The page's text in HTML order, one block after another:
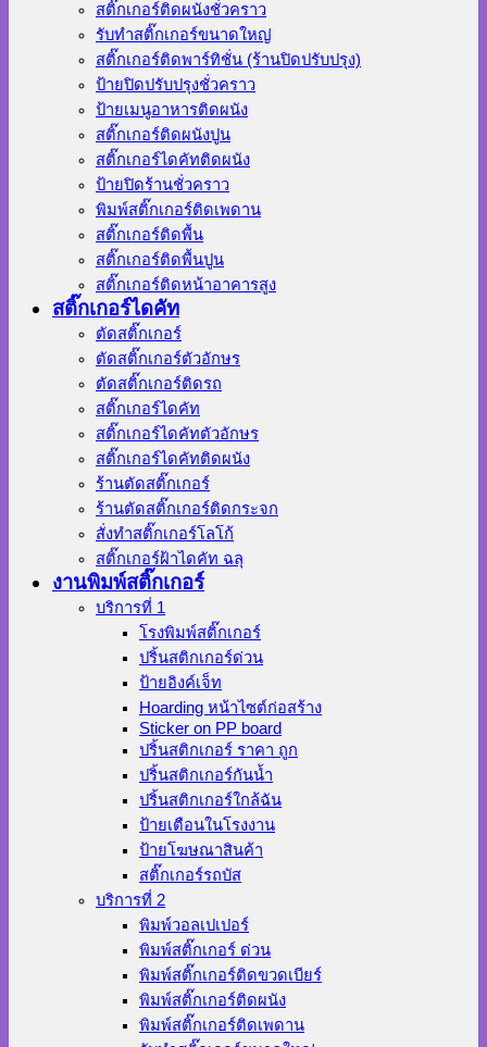
สติ๊กเกอร์ติดผนังชั่วคราว
รับทำสติ๊กเกอร์ขนาดใหญ่
สติ๊กเกอร์ติดพาร์ทิชั่น (ร้านปิดปรับปรุง)
ป้ายปิดปรับปรุงชั่วคราว
ป้ายเมนูอาหารติดผนัง
สติ๊กเกอร์ติดผนังปูน
สติ๊กเกอร์ไดคัทติดผนัง
ป้ายปิดร้านชั่วคราว
พิมพ์สติ๊กเกอร์ติดเพดาน
สติ๊กเกอร์ติดพื้น
สติ๊กเกอร์ติดพื้นปูน
สติ๊กเกอร์ติดหน้าอาคารสูง
สติ๊กเกอร์ไดคัท
ตัดสติ๊กเกอร์
ตัดสติ๊กเกอร์ตัวอักษร
ตัดสติ๊กเกอร์ติดรถ
สติ๊กเกอร์ไดคัท
สติ๊กเกอร์ไดคัทตัวอักษร
สติ๊กเกอร์ไดคัทติดผนัง
ร้านตัดสติ๊กเกอร์
ร้านตัดสติ๊กเกอร์ติดกระจก
สั่งทําสติ๊กเกอร์โลโก้
สติ๊กเกอร์ฝ้าไดคัท ฉลุ
งานพิมพ์สติ๊กเกอร์
บริการที่ 1
โรงพิมพ์สติ๊กเกอร์
ปริ้นสติกเกอร์ด่วน
ป้ายอิงค์เจ็ท
Hoarding หน้าไซต์ก่อสร้าง
Sticker on PP board
ปริ้นสติกเกอร์ ราคา ถูก
ปริ้นสติกเกอร์กันน้ำ
ปริ้นสติกเกอร์ใกล้ฉัน
ป้ายเตือนในโรงงาน
ป้ายโฆษณาสินค้า
สติ๊กเกอร์รถบัส
บริการที่ 2
พิมพ์วอลเปเปอร์
พิมพ์สติ๊กเกอร์ ด่วน
พิมพ์สติ๊กเกอร์ติดขวดเบียร์
พิมพ์สติ๊กเกอร์ติดผนัง
พิมพ์สติ๊กเกอร์ติดเพดาน